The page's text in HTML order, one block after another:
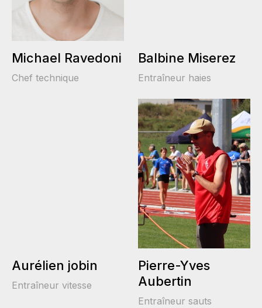
Michael Ravedoni
Chef technique
Balbine Miserez
Entraîneur haies
Aurélien jobin
Entraîneur vitesse
Pierre-Yves
Aubertin
Entraîneur sauts